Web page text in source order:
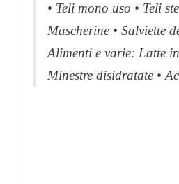
• Teli mono uso • Teli
Mascherine • Salviette
Alimenti e varie: Latte
Minestre disidratate •